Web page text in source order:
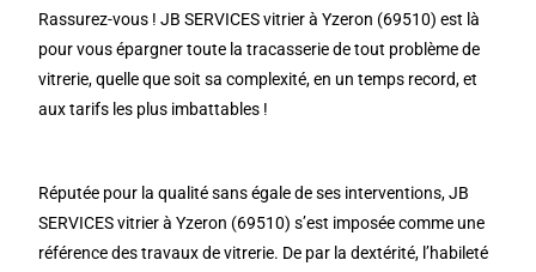
Rassurez-vous ! JB SERVICES vitrier à Yzeron (69510) est là
pour vous épargner toute la tracasserie de tout problème de
vitrerie, quelle que soit sa complexité, en un temps record, et
aux tarifs les plus imbattables !
Réputée pour la qualité sans égale de ses interventions, JB
SERVICES vitrier à Yzeron (69510) s’est imposée comme une
référence des travaux de vitrerie. De par la dextérité, l’habileté